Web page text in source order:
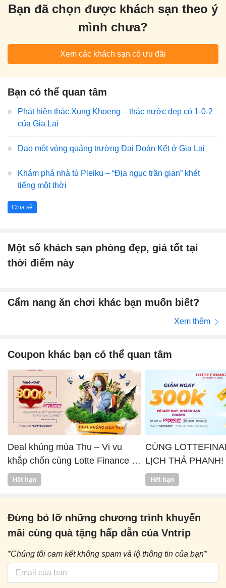
Bạn đã chọn được khách sạn theo ý
mình chưa?
Xem các khách sạn có ưu đãi
Bạn có thể quan tâm
Phát hiện thác Xung Khoeng – thác nước đẹp có 1-0-2
của Gia Lai
Dạo một vòng quảng trường Đại Đoàn Kết ở Gia Lai
Khám phá nhà tù Pleiku – “Địa ngục trần gian” khét
tiếng một thời
Chia sẻ
Một số khách sạn phòng đẹp, giá tốt tại
thời điểm này
Cẩm nang ăn chơi khác bạn muốn biết?
Xem thêm
Coupon khác bạn có thể quan tâm
Deal khủng mùa Thu – Vi vu
khắp chốn cùng Lotte Finance x
Vntrip
Hết hạn
CÙNG
LỊCH THẢ PHANH!
Hết hạn
Đừng bỏ lỡ những chương trình khuyến
mãi cùng quà tặng hấp dẫn của Vntrip
*Chúng tôi cam kết không spam và lộ thông tin của bạn*